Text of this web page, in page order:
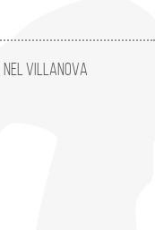
nel Villanova